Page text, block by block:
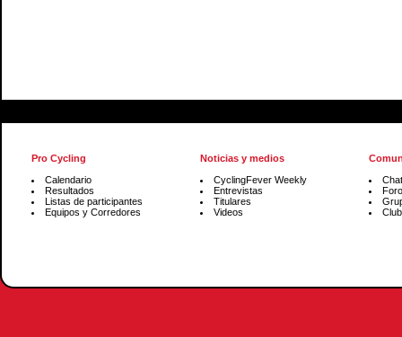
Pro Cycling
Calendario
Resultados
Listas de participantes
Equipos y Corredores
Noticias y medios
CyclingFever Weekly
Entrevistas
Titulares
Videos
Chat
Foro